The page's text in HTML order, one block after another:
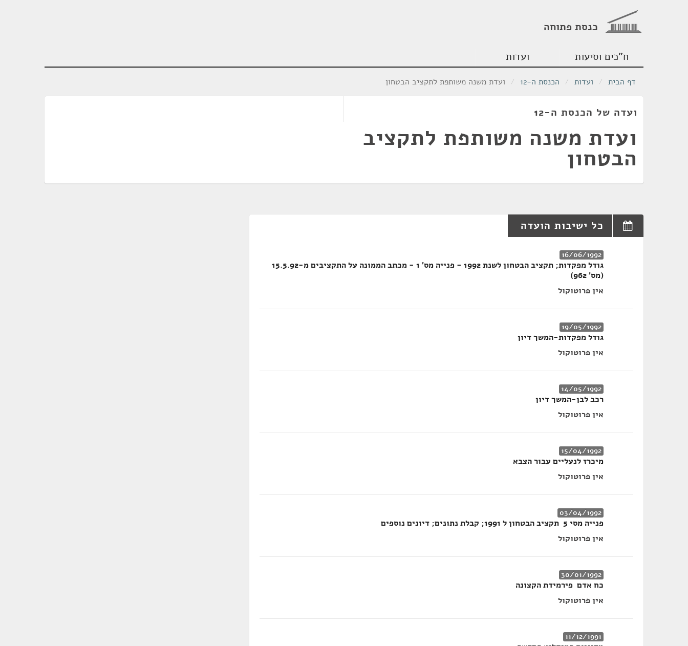
כנסת פתוחה
ח"כים וסיעות ועדות
דף הבית / ועדות / הכנסת ה-12 / ועדת משנה משותפת לתקציב הבטחון
ועדה של הכנסת ה-12
ועדת משנה משותפת לתקציב
הבטחון
כל ישיבות הועדה
16/06/1992
גודל מפקדות; תקציב הבטחון לשנת 1992 - פנייה מס' 1 - מכתב הממונה על התקציבים מ-15.5.92
(מס' 962)
אין פרוטוקול
19/05/1992
גודל מפקדות-המשך דיון
אין פרוטוקול
14/05/1992
רכב לבן-המשך דיון
אין פרוטוקול
15/04/1992
מיכרז לנעליים עבור הצבא
אין פרוטוקול
03/04/1992
פנייה מסי 5 ­ תקציב הבטחון ל­ 1991; קבלת נתונים; דיונים נוספים
אין פרוטוקול
30/01/1992
כח אדם ­ פירמידת הקצונה
אין פרוטוקול
11/12/1991